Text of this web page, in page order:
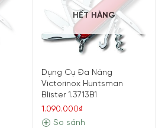
HẾT HÀNG
Dụng Cụ Đa Năng
Victorinox Huntsman
Blister 1.3713B1
1.090.000₫
So sánh